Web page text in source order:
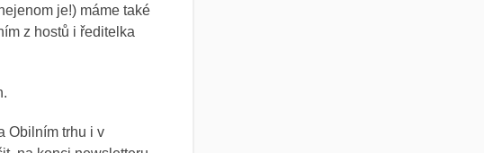
je!) máme také
z hostů i ředitelka
Obilním trhu i v